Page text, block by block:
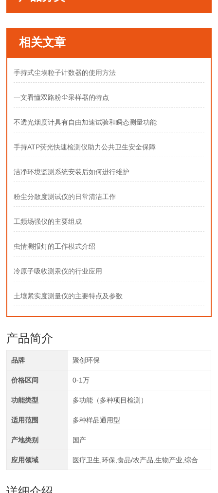
相关文章
手持式尘埃粒子计数器的使用方法
一文看懂双路粉尘采样器的特点
不透光烟度计具有自由加速试验和瞬态测量功能
手持ATP荧光快速检测仪助力公共卫生安全保障
洁净环境监测系统安装后如何进行维护
粉尘分散度测试仪的日常清洁工作
工频场强仪的主要组成
虫情测报灯的工作模式介绍
冷原子吸收测汞仪的行业应用
土壤紧实度测量仪的主要特点及参数
产品简介
品牌 聚创环保
价格区间 0-1万
功能类型 多功能（多种项目检测）
适用范围 多种样品通用型
产地类别 国产
应用领域 医疗卫生,环保,食品/农产品,生物产业,综合